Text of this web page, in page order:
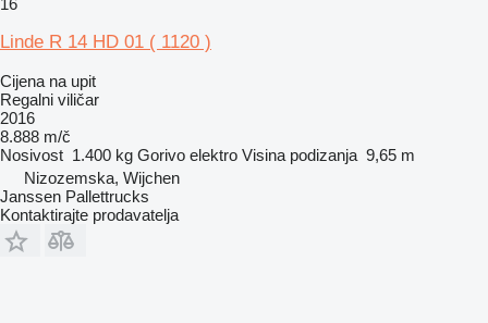
Linde R 14 HD 01 ( 1120 )
Cijena na upit
Regalni viličar
2016
8.888 m/č
Nosivost 1.400 kg Gorivo elektro Visina podizanja 9,65 m
Nizozemska, Wijchen
Janssen Pallettrucks
Kontaktirajte prodavatelja